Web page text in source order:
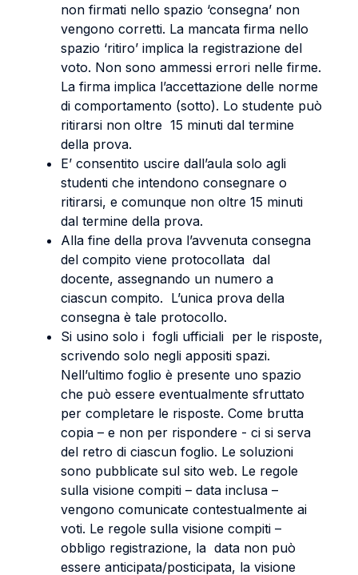
non firmati nello spazio ‘consegna’ non
vengono corretti. La mancata firma nello
spazio ‘ritiro’ implica la registrazione del
voto. Non sono ammessi errori nelle firme.
La firma implica l’accettazione delle norme
di comportamento (sotto). Lo studente può
ritirarsi non oltre 15 minuti dal termine
della prova.
E’ consentito uscire dall’aula solo agli
studenti che intendono consegnare o
ritirarsi, e comunque non oltre 15 minuti
dal termine della prova.
Alla fine della prova l’avvenuta consegna
del compito viene protocollata dal
docente, assegnando un numero a
ciascun compito. L’unica prova della
consegna è tale protocollo.
Si usino solo i fogli ufficiali per le risposte,
scrivendo solo negli appositi spazi.
Nell’ultimo foglio è presente uno spazio
che può essere eventualmente sfruttato
per completare le risposte. Come brutta
copia – e non per rispondere - ci si serva
del retro di ciascun foglio. Le soluzioni
sono pubblicate sul sito web. Le regole
sulla visione compiti – data inclusa –
vengono comunicate contestualmente ai
voti. Le regole sulla visione compiti –
obbligo registrazione, la data non può
essere anticipata/posticipata, la visione